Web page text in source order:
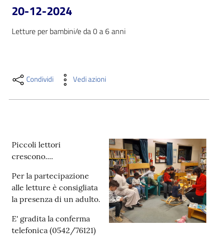
Scopri
Casa
Piani
Archivio
storico
20-12-2024
Letture per bambini/e da 0 a 6 anni
Condividi Vedi azioni
Piccoli lettori
crescono....
Per la partecipazione
alle letture è consigliata
la presenza di un adulto.
E' gradita la conferma
telefonica (0542/76121)